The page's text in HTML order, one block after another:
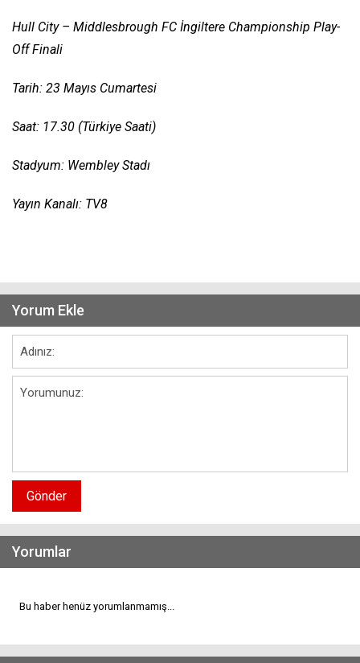
Hull City – Middlesbrough FC İngiltere Championship Play-
Off Finali
Tarih: 23 Mayıs Cumartesi
Saat: 17.30 (Türkiye Saati)
Stadyum: Wembley Stadı
Yayın Kanalı: TV8
Yorum Ekle
Gönder
Yorumlar
Bu haber henüz yorumlanmamış...